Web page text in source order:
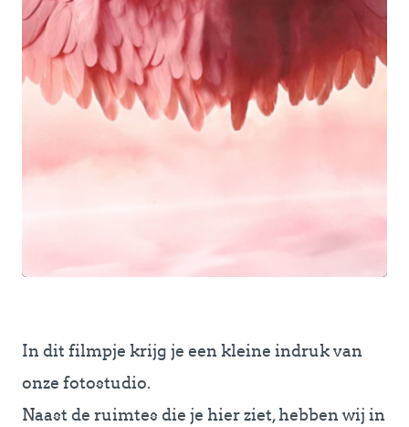
In dit filmpje krijg je een kleine indruk van
onze fotostudio.
Naast de ruimtes die je hier ziet, hebben wij in